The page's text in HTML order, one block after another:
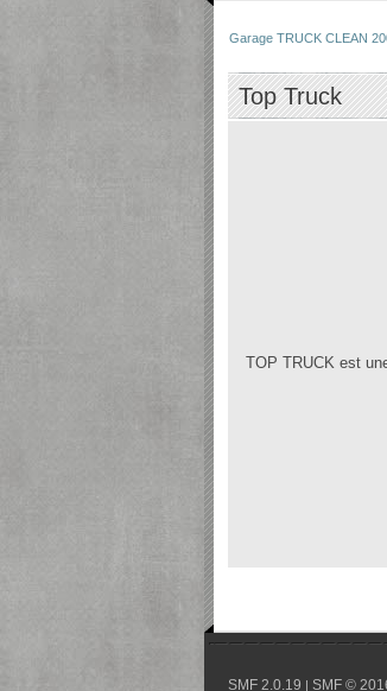
Garage TRUCK CLEAN
Top Truck
TOP TRUCK est
SMF 2.0.19 | SMF ©